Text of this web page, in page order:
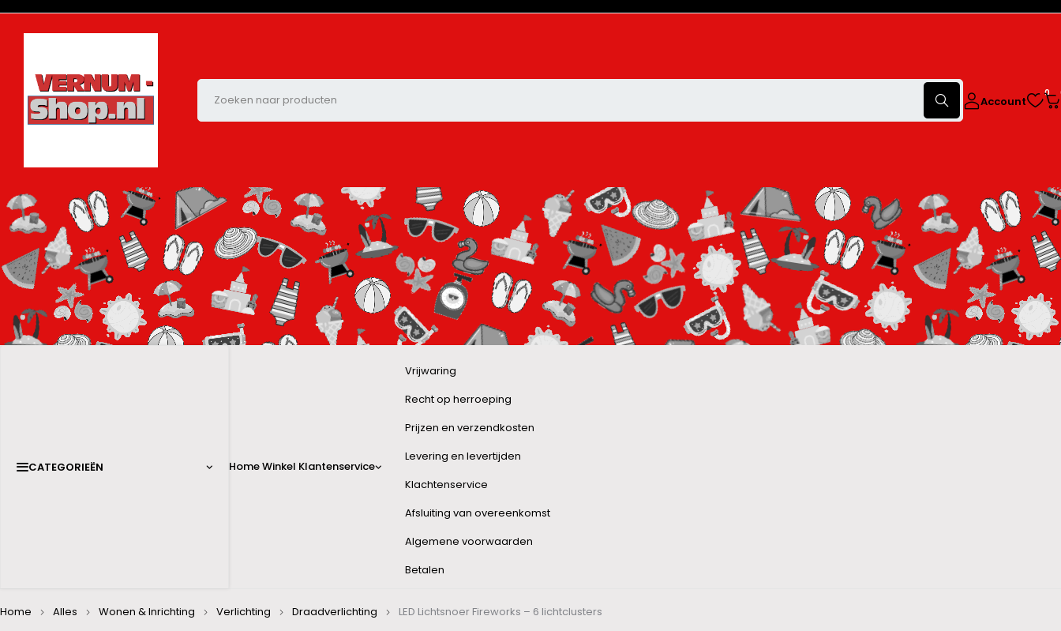
Account
0
CATEGORIEËN HomeWinkel Klantenservice
Vrijwaring
Recht op herroeping
Prijzen en verzendkosten
Levering en levertijden
Klachtenservice
Afsluiting van overeenkomst
Algemene voorwaarden
Betalen
Home Alles Wonen & Inrichting Verlichting Draadverlichting LED Lichtsnoer Fireworks – 6 lichtclusters